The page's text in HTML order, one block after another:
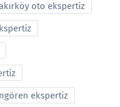
oto ekspertiz
ekspertiz